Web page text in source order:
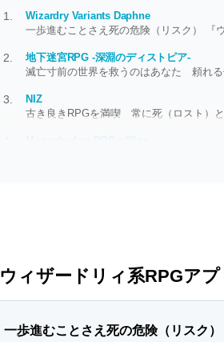
Wizardry Variants Daphne
一歩進むことさえ死の危険（リスク） 『
地下迷宮RPG -深淵のディストピア-
滅亡寸前の世界を救うのはあなた 頼れ
NIZ
古き良きRPGを満喫 常に死（ロスト）
ダークファンタジーの世界へようこそ
ウィザードリィ系RPGア
一歩進むことさえ死の危険（リスク